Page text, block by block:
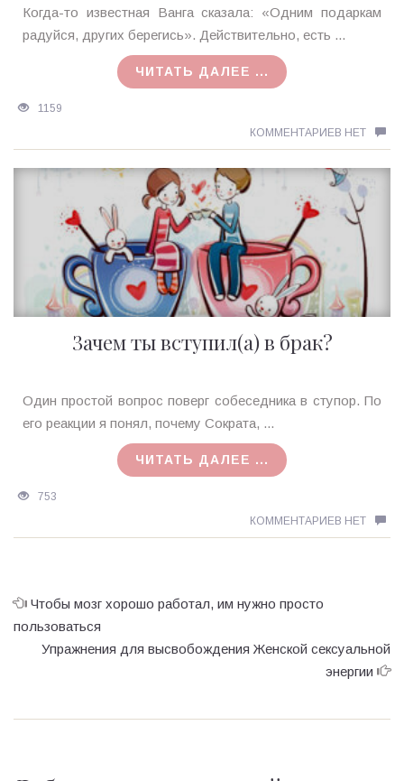
Ирина
MagicTantra
Когда-то известная Ванга сказала: «Одним подаркам
радуйся, других берегись». Действительно, есть ...
ЧИТАТЬ ДАЛЕЕ ...
1159
КОММЕНТАРИЕВ НЕТ
Зачем ты вступил(а) в брак?
Ирина
MagicTantra
Один простой вопрос поверг собеседника в ступор. По
его реакции я понял, почему Сократа, ...
ЧИТАТЬ ДАЛЕЕ ...
753
КОММЕНТАРИЕВ НЕТ
Чтобы мозг хорошо работал, им нужно просто
пользоваться
Упражнения для высвобождения Женской сексуальной
энергии